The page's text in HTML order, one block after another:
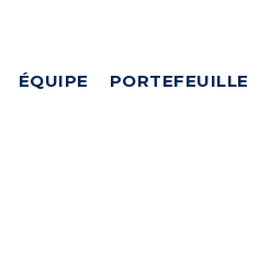
ÉQUIPE PORTEFEUILLE